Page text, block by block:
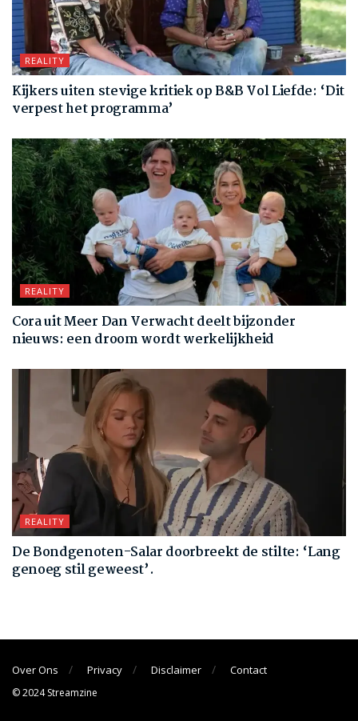
REALITY
Kijkers uiten stevige kritiek op B&B Vol Liefde: ‘Dit
verpest het programma’
REALITY
Cora uit Meer Dan Verwacht deelt bijzonder
nieuws: een droom wordt werkelijkheid
REALITY
De Bondgenoten-Salar doorbreekt de stilte: ‘Lang
genoeg stil geweest’.
Over Ons Privacy Disclaimer Contact
© 2024 Streamzine